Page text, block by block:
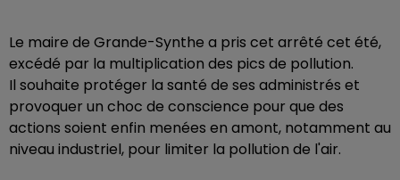
Le maire de Grande-Synthe a pris cet arrêté cet été,
excédé par la multiplication des pics de pollution.
Il souhaite protéger la santé de ses administrés et
provoquer un choc de conscience pour que des
actions soient enfin menées en amont, notamment au
niveau industriel, pour limiter la pollution de l'air.